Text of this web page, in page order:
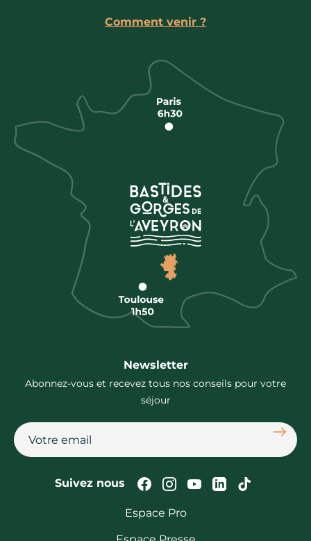
Comment venir ?
Newsletter
Abonnez-vous et recevez tous nos conseils pour votre
séjour
Suivez nous Suivez-nous sur
Suivez-nous sur
Suivez-nous
Suivez-Suivez-
Espace Pro